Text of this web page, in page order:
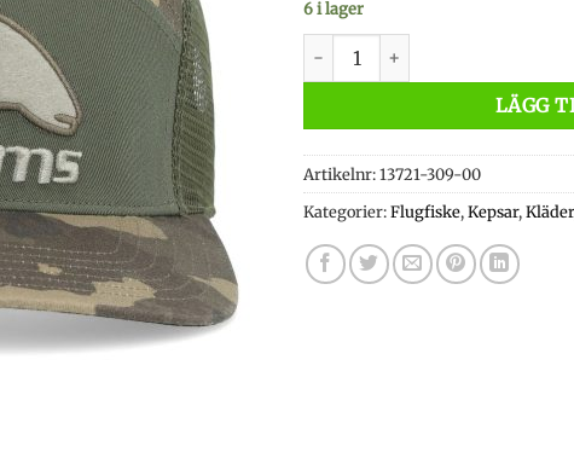
6 i lager
LÄGG
Artikelnr:13721-309-00
Kategorier:Flugfiske,Kepsar,Kläder